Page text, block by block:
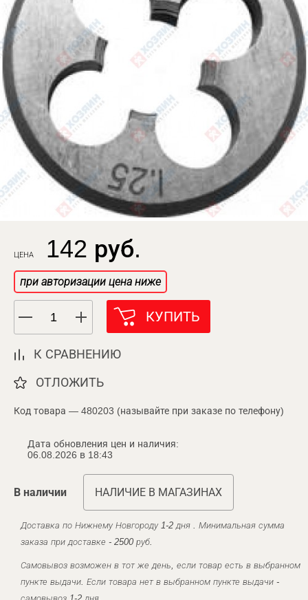
ЦЕНА 142 руб.
при авторизации цена ниже
КУПИТЬ
К СРАВНЕНИЮ
ОТЛОЖИТЬ
Код товара — 480203 (называйте при заказе по телефону)
Дата обновления цен и наличия:
06.08.2026 в 18:43
В наличии НАЛИЧИЕ В МАГАЗИНАХ
Доставка по Нижнему Новгороду 1-2 дня . Минимальная сумма
заказа при доставке - 2500 руб.
Самовывоз возможен в тот же день, если товар есть в выбранном
пункте выдачи. Если товара нет в выбранном пункте выдачи -